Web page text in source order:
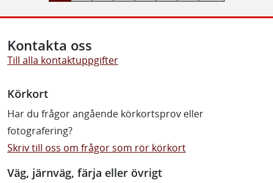
Kontakta oss
Till alla kontaktuppgifter
Körkort
Har du frågor angående körkortsprov eller
fotografering?
Skriv till oss om frågor som rör körkort
Väg, järnväg, färja eller övrigt